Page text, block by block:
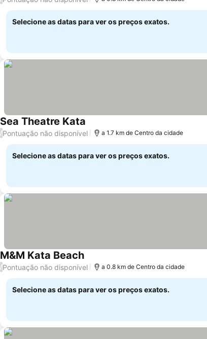
Selecione as datas para ver os preços exatos.
Sea Theatre Kata
/Pontuação não disponível a 1.7 km de Centro da cidade
Selecione as datas para ver os preços exatos.
M&M Kata Beach
/Pontuação não disponível a 0.8 km de Centro da cidade
Selecione as datas para ver os preços exatos.